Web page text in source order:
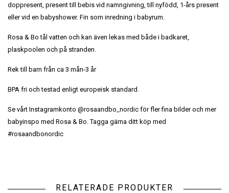
doppresent, present till bebis vid namngivning, till nyfödd, 1-års present
eller vid en babyshower. Fin som inredning i babyrum.
Rosa & Bo tål vatten och kan även lekas med både i badkaret,
plaskpoolen och på stranden.
Rek till barn från ca 3 mån-3 år
BPA fri och testad enligt europeisk standard.
Se vårt Instagramkonto @rosaandbo_nordic för fler fina bilder och mer
babyinspo med Rosa & Bo. Tagga gärna ditt köp med
#rosaandbonordic
RELATERADE PRODUKTER